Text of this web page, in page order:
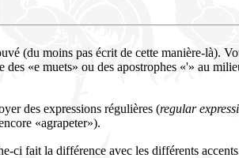
(du moins pas écrit de cette manière-là).
des «e muets» ou des apostrophes «'» au
des expressions régulières (regular
«agrapeter»).
ci fait la différence avec les différents